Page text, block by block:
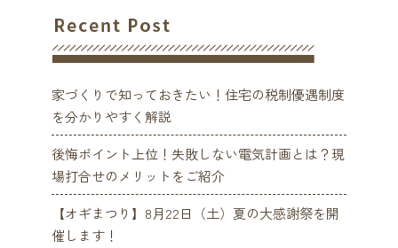
家づくりで知っておきたい！住宅の税制優遇制度
を分かりやすく解説
後悔ポイント上位！失敗しない電気計画とは？現
場打合せのメリットをご紹介
【オギまつり】8月22日（土）夏の大感謝祭を開
催します！